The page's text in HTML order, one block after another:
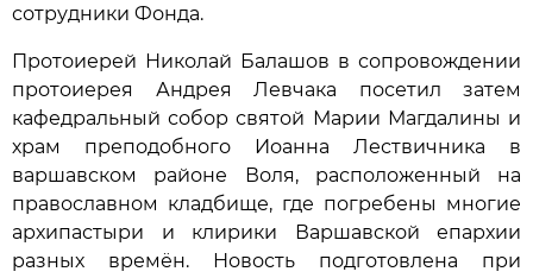
сотрудники Фонда.
Протоиерей Николай Балашов в сопровождении
протоиерея Андрея Левчака посетил затем
кафедральный собор святой Марии Магдалины и
храм преподобного Иоанна Лествичника в
варшавском районе Воля, расположенный на
православном кладбище, где погребены многие
архипастыри и клирики Варшавской епархии
разных времён. Новость подготовлена при